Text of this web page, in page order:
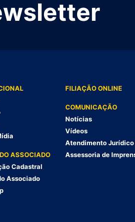
ASSOCIADO
Cadastral
Associado
FILIAÇÃO ONLINE
COMUNICAÇÃO
Notícias
Vídeos
Atendimento Jurídico
Assessoria de